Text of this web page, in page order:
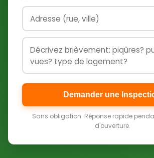
Demander une
Sans obligation. Réponse rapide
d'ouverture.